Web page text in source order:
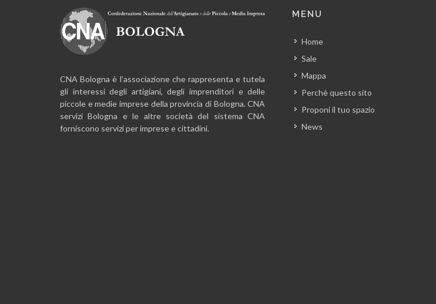
CNA Bologna è l’associazione che rappresenta e tutela
gli interessi degli artigiani, degli imprenditori e delle
piccole e medie imprese della provincia di Bologna. CNA
servizi Bologna e le altre società del sistema CNA
forniscono servizi per imprese e cittadini.
MENU
Home
Sale
Mappa
Perchè questo sito
Proponi il tuo spazio
News